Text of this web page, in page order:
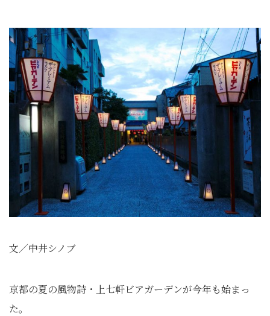
文／中井シノブ
京都の夏の風物詩・上七軒ビアガーデンが今年も始まっ
た。